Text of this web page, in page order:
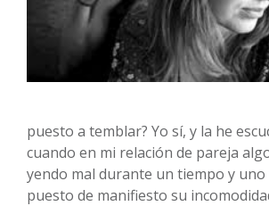
puesto a temblar? Yo sí, y la he
cuando en mi relación de pareja
yendo mal durante un tiempo y uno
puesto de manifiesto su